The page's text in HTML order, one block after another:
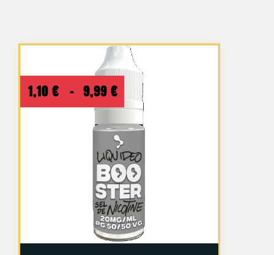
1,10 € – 9,99 €
Plage
de
prix :
1,10 €
à
9,99 €